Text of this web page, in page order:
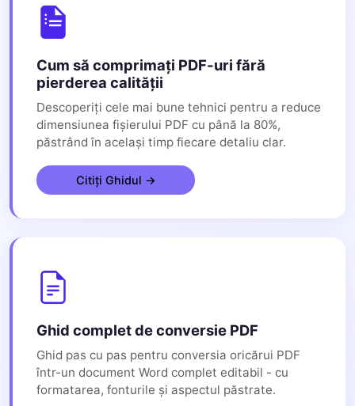
Cum să comprimați PDF-uri fără
pierderea calității
Descoperiți cele mai bune tehnici pentru a reduce
dimensiunea fișierului PDF cu până la 80%,
păstrând în același timp fiecare detaliu clar.
Citiți Ghidul →
Ghid complet de conversie PDF
Ghid pas cu pas pentru conversia oricărui PDF
într-un document Word complet editabil - cu
formatarea, fonturile și aspectul păstrate.